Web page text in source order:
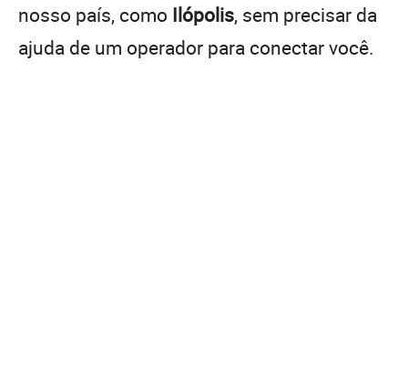
nosso país, como Ilópolis, sem precisar da
ajuda de um operador para conectar você.